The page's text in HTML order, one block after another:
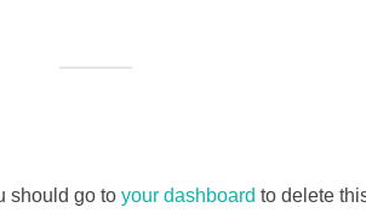
should go to your dashboard to delete